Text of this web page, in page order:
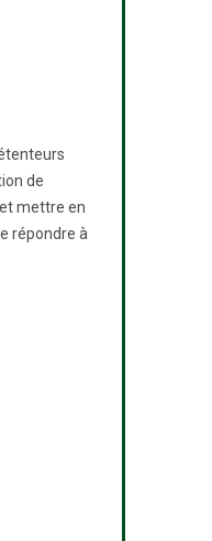
de
mettre en
répondre à